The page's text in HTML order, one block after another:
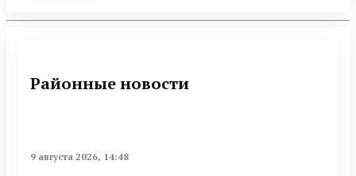
Районные новости
9 августа 2026, 14:48